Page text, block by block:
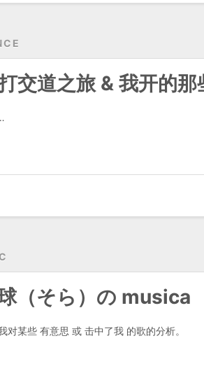
交道之旅 & 我开的那
（そら）の musica
对某些 有意思 或 击中了我 的歌的分析。